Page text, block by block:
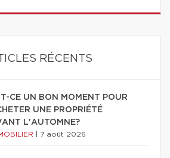
RÉCENTS
CE UN BON MOMENT POUR
UNE PROPRIÉTÉ
L'AUTOMNE?
7 août 2026